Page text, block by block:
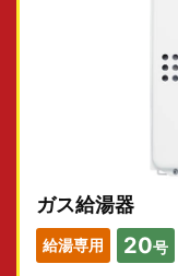
ガス給湯器
給湯専用 20号